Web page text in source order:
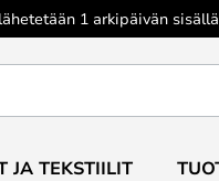
1 arkipäivän sisällä
JA TEKSTIILIT